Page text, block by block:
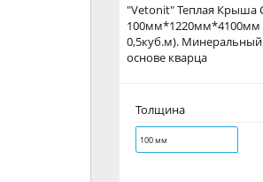
"Vetonit" Теплая Крыша
100мм*1220мм*4100мм
0,5куб.м). Минеральный
основе кварца
Толщина
100 мм